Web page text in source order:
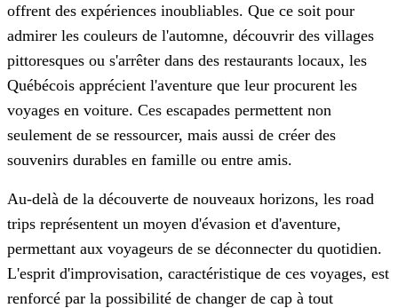
offrent des expériences inoubliables. Que ce soit pour
admirer les couleurs de l'automne, découvrir des villages
pittoresques ou s'arrêter dans des restaurants locaux, les
Québécois apprécient l'aventure que leur procurent les
voyages en voiture. Ces escapades permettent non
seulement de se ressourcer, mais aussi de créer des
souvenirs durables en famille ou entre amis.
Au-delà de la découverte de nouveaux horizons, les road
trips représentent un moyen d'évasion et d'aventure,
permettant aux voyageurs de se déconnecter du quotidien.
L'esprit d'improvisation, caractéristique de ces voyages, est
renforcé par la possibilité de changer de cap à tout